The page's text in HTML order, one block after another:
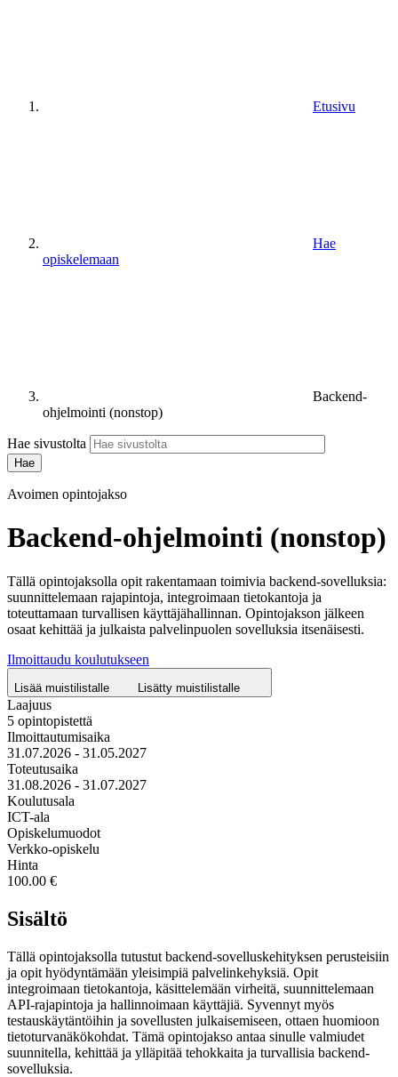
Etusivu
Hae
opiskelemaan
Backend-
ohjelmointi (nonstop)
Hae sivustolta
Avoimen opintojakso
Backend-ohjelmointi (nonstop)
Tällä opintojaksolla opit rakentamaan toimivia backend-sovelluksia:
suunnittelemaan rajapintoja, integroimaan tietokantoja ja
toteuttamaan turvallisen käyttäjähallinnan. Opintojakson jälkeen
osaat kehittää ja julkaista palvelinpuolen sovelluksia itsenäisesti.
Ilmoittaudu koulutukseen
Lisää muistilistalle Lisätty muistilistalle
Laajuus
5 opintopistettä
Ilmoittautumisaika
31.07.2026 - 31.05.2027
Toteutusaika
31.08.2026 - 31.07.2027
Koulutusala
ICT-ala
Opiskelumuodot
Verkko-opiskelu
Hinta
100.00 €
Sisältö
Tällä opintojaksolla tutustut backend-sovelluskehityksen perusteisiin
ja opit hyödyntämään yleisimpiä palvelinkehyksiä. Opit
integroimaan tietokantoja, käsittelemään virheitä, suunnittelemaan
API-rajapintoja ja hallinnoimaan käyttäjiä. Syvennyt myös
testauskäytäntöihin ja sovellusten julkaisemiseen, ottaen huomioon
tietoturvanäkökohdat. Tämä opintojakso antaa sinulle valmiudet
suunnitella, kehittää ja ylläpitää tehokkaita ja turvallisia backend-
sovelluksia.